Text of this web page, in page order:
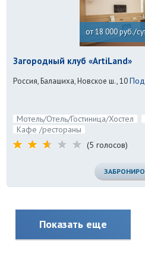
от 18 000 руб./
Загородный клуб «ArtiLand»
Россия, Балашиха, Новское ш., 10
Мотель/Отель/Гостиница/Хостел
Кафе /рестораны
(5 голосов)
Показать еще